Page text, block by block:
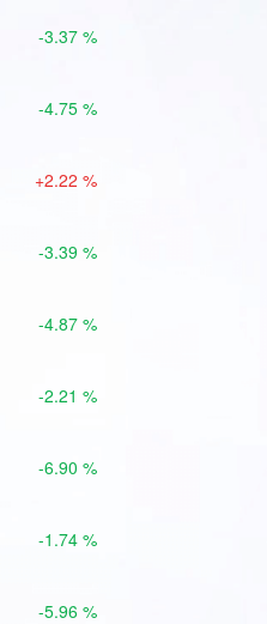
-3.37 %
-4.75 %
+2.22 %
-3.39 %
-4.87 %
-2.21 %
-6.90 %
-1.74 %
-5.96 %